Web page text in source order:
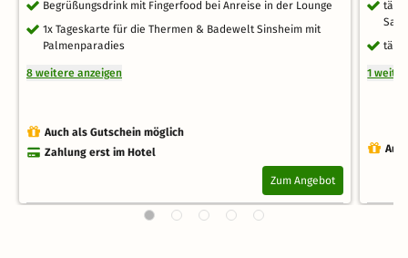
Begrüßungsdrink mit Fingerfood bei Anreise in der Lounge
1x Tageskarte für die Thermen & Badewelt Sinsheim mit
Palmenparadies
8 weitere anzeigen
Auch als Gutschein möglich
Zahlung erst im Hotel
Zum Angebot
1